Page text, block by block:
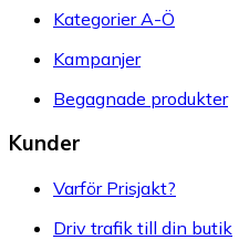
Kategorier A-Ö
Kampanjer
Begagnade produkter
Kunder
Varför Prisjakt?
Driv trafik till din butik